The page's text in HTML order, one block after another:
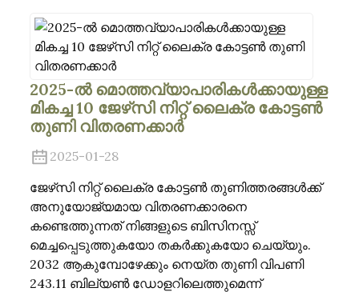
2025-ൽ മൊത്തവ്യാപാരികൾക്കായുള്ള
മികച്ച 10 ജേഴ്‌സി നിറ്റ് ലൈക്ര കോട്ടൺ
തുണി വിതരണക്കാർ
2025-01-28
ജേഴ്‌സി നിറ്റ് ലൈക്ര കോട്ടൺ തുണിത്തരങ്ങൾക്ക്
അനുയോജ്യമായ വിതരണക്കാരനെ
കണ്ടെത്തുന്നത് നിങ്ങളുടെ ബിസിനസ്സ്
മെച്ചപ്പെടുത്തുകയോ തകർക്കുകയോ ചെയ്യും.
2032 ആകുമ്പോഴേക്കും നെയ്ത തുണി വിപണി
243.11 ബില്യൺ ഡോളറിലെത്തുമെന്ന്